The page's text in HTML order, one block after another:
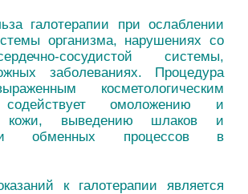
галотерапии при ослаблении
организма, нарушениях со
сосудистой системы,
заболеваниях. Процедура
косметологическим
омоложению и
кожи, выведению шлаков и
обменных процессов в
к галотерапии является